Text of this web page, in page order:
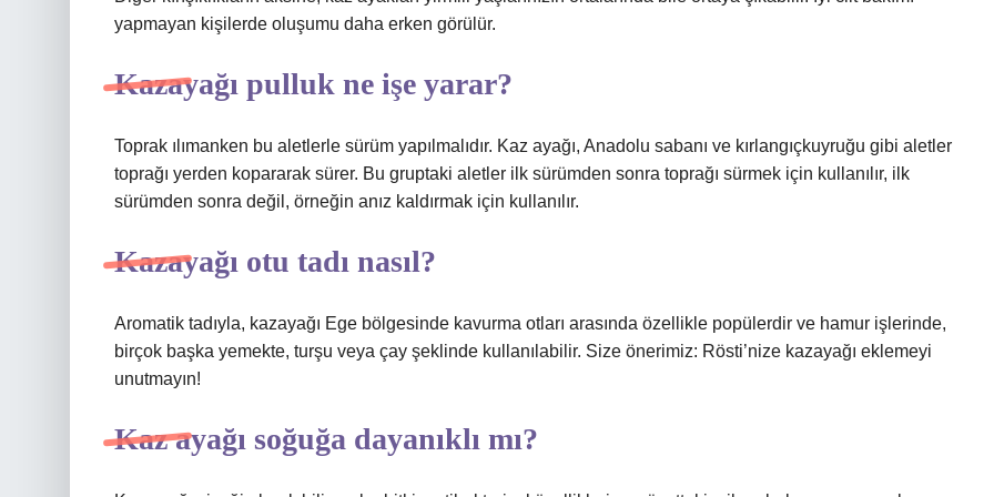
yapmayan kişilerde oluşumu daha erken görülür.
Kazayağı pulluk ne işe yarar?
Toprak ılımanken bu aletlerle sürüm yapılmalıdır. Kaz ayağı, Anadolu sabanı ve kırlangıçkuyruğu gibi aletler
toprağı yerden kopararak sürer. Bu gruptaki aletler ilk sürümden sonra toprağı sürmek için kullanılır, ilk
sürümden sonra değil, örneğin anız kaldırmak için kullanılır.
Kazayağı otu tadı nasıl?
Aromatik tadıyla, kazayağı Ege bölgesinde kavurma otları arasında özellikle popülerdir ve hamur işlerinde,
birçok başka yemekte, turşu veya çay şeklinde kullanılabilir. Size önerimiz: Rösti’nize kazayağı eklemeyi
unutmayın!
Kaz ayağı soğuğa dayanıklı mı?